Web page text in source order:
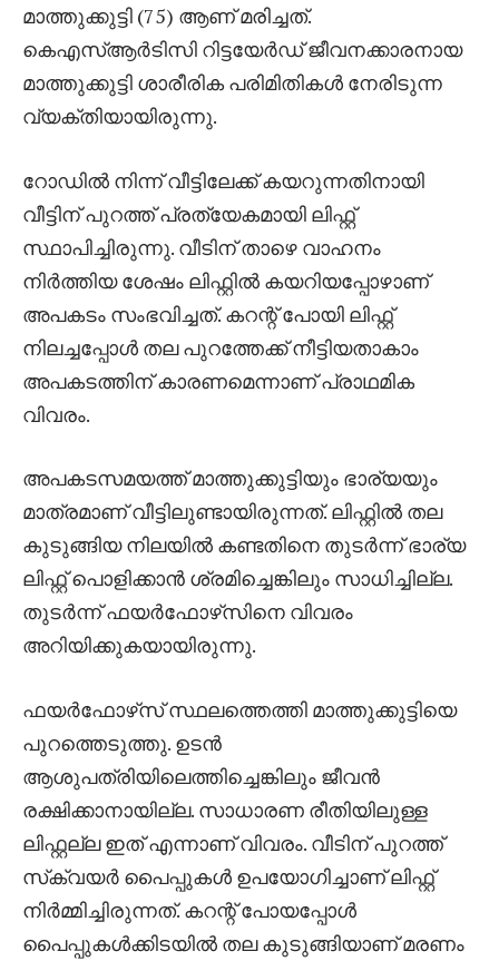
മാത്തുക്കുട്ടി (75) ആണ് മരിച്ചത്.
കെഎസ്ആർടിസി റിട്ടയേർഡ് ജീവനക്കാരനായ
മാത്തുക്കുട്ടി ശാരീരിക പരിമിതികൾ നേരിടുന്ന
വ്യക്തിയായിരുന്നു.
റോഡിൽ നിന്ന് വീട്ടിലേക്ക് കയറുന്നതിനായി
വീട്ടിന് പുറത്ത് പ്രത്യേകമായി ലിഫ്റ്റ്
സ്ഥാപിച്ചിരുന്നു. വീടിന് താഴെ വാഹനം
നിർത്തിയ ശേഷം ലിഫ്റ്റിൽ കയറിയപ്പോഴാണ്
അപകടം സംഭവിച്ചത്. കറന്റ് പോയി ലിഫ്റ്റ്
നിലച്ചപ്പോൾ തല പുറത്തേക്ക് നീട്ടിയതാകാം
അപകടത്തിന് കാരണമെന്നാണ് പ്രാഥമിക
വിവരം.
അപകടസമയത്ത് മാത്തുക്കുട്ടിയും ഭാര്യയും
മാത്രമാണ് വീട്ടിലുണ്ടായിരുന്നത്. ലിഫ്റ്റിൽ തല
കുടുങ്ങിയ നിലയിൽ കണ്ടതിനെ തുടർന്ന് ഭാര്യ
ലിഫ്റ്റ് പൊളിക്കാൻ ശ്രമിച്ചെങ്കിലും സാധിച്ചില്ല.
തുടർന്ന് ഫയർഫോഴ്‌സിനെ വിവരം
അറിയിക്കുകയായിരുന്നു.
ഫയർഫോഴ്‌സ് സ്ഥലത്തെത്തി മാത്തുക്കുട്ടിയെ
പുറത്തെടുത്തു. ഉടൻ
ആശുപത്രിയിലെത്തിച്ചെങ്കിലും ജീവൻ
രക്ഷിക്കാനായില്ല. സാധാരണ രീതിയിലുള്ള
ലിഫ്റ്റല്ല ഇത് എന്നാണ് വിവരം. വീടിന് പുറത്ത്
സ്‌ക്വയർ പൈപ്പുകൾ ഉപയോഗിച്ചാണ് ലിഫ്റ്റ്
നിർമ്മിച്ചിരുന്നത്. കറന്റ് പോയപ്പോൾ
പൈപ്പുകൾക്കിടയിൽ തല കുടുങ്ങിയാണ് മരണം